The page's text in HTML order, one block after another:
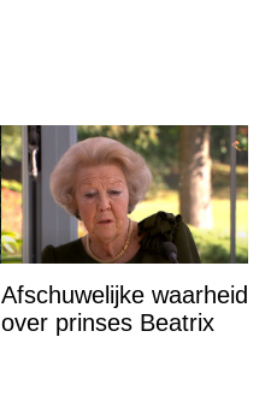
Afschuwelijke waarheid
over prinses Beatrix